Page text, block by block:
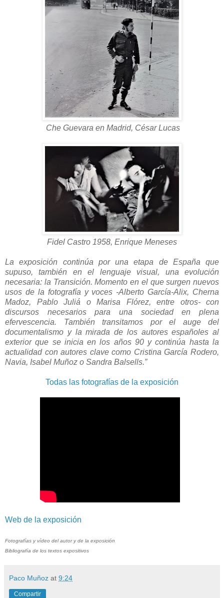
Che Guevara en Madrid, César Lucas
Fidel Castro 1958, Enrique Meneses
La exposición continúa por una etapa de España que
supuso, también en el lenguaje visual, una evolución
necesaria: la Transición. Momento en el que surgen nuevos
usos de la fotografía y voces -Alberto García-Alix, Cherna
Madoz, Pablo Juliá o Marisa Flórez, entre otros- con
discursos necesarios para una sociedad en plena
efervescencia. También transitamos por el auge del
documentalismo y la mirada de los autores españoles al
exterior que se inicia en los años 90 y continúa hasta la
actualidad con autores clave como Cristina García Rodero,
Navia, Isabel Muñoz o Sandra Balsells.”
Todas las fotografías de la exposición
Web de la exposición
Fotografías y vídeo del autor y de la exposición
Bibliografía de los textos expositivos
Paco Muñoz at 9:24
Compartir